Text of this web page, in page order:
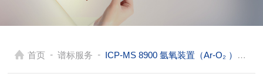
首页 - 谱标服务 - ICP-MS 8900 氩氧装置（Ar-O₂ ）的操作步骤